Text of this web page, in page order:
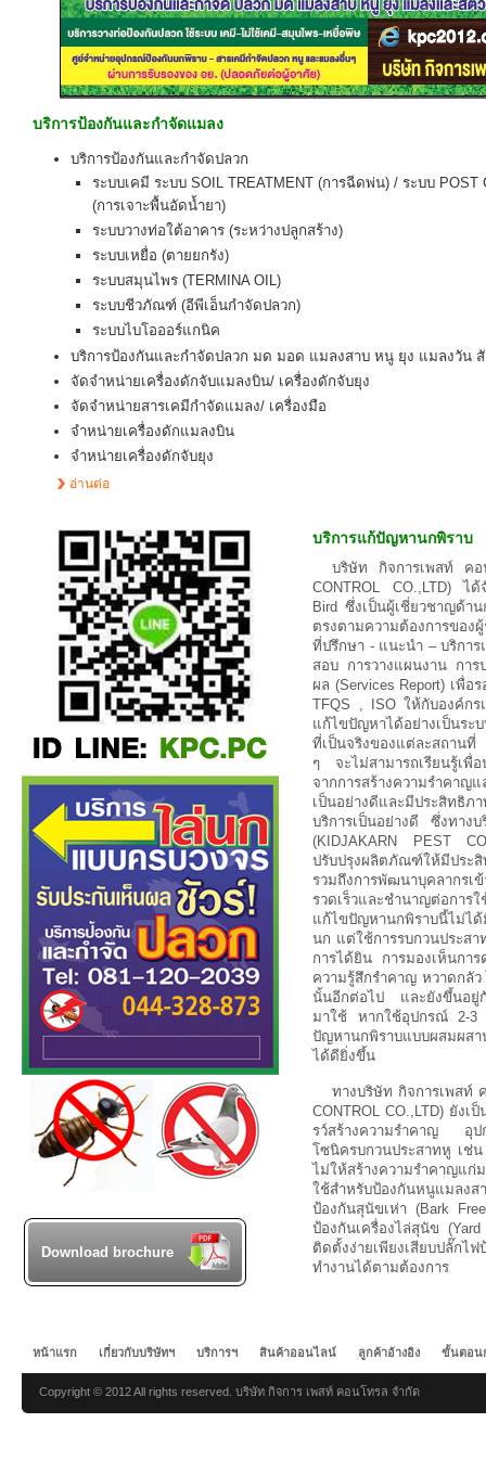
บริการป้องกันและกำจัดแมลง
บริการป้องกันและกำจัดปลวก
ระบบเคมี ระบบ SOIL TREATMENT (การฉีดพ่น) / ระบบ POST
(การเจาะพื้นอัดน้ำยา)
ระบบวางท่อใต้อาคาร (ระหว่างปลูกสร้าง)
ระบบเหยื่อ (ตายยกรัง)
ระบบสมุนไพร (TERMINA OIL)
ระบบชีวภัณฑ์ (อีพีเอ็นกำจัดปลวก)
ระบบไบโอออร์แกนิค
บริการป้องกันและกำจัดปลวก มด มอด แมลงสาบ หนู ยุง แมลงวัน
จัดจำหน่ายเครื่องดักจับแมลงบิน/ เครื่องดักจับยุง
จัดจำหน่ายสารเคมีกำจัดแมลง/ เครื่องมือ
จำหน่ายเครื่องดักแมลงบิน
จำหน่ายเครื่องดักจับยุง
อ่านต่อ
Download brochure
บริการแก้ปัญหานกพิราบ
บริษัท กิจการเพสท์ คอ
CONTROL CO.,LTD) ไ
Bird ซึ่งเป็นผู้เชี่ยวชาญด้า
ตรงตามความต้องการของ
ที่ปรึกษา - แนะนำ – บริกา
สอบ การวางแผนงาน การ
ผล (Services Report) เพื่อ
TFQS , ISO ให้กับองค์กร
แก้ไขปัญหาได้อย่างเป็นระ
ที่เป็นจริงของแต่ละสถานที่
ๆ จะไม่สามารถเรียนรู้เพื่
จากการสร้างความรำคา
เป็นอย่างดีและมีประสิท
บริการเป็นอย่างดี ซึ่งทา
(KIDJAKARN PEST
ปรับปรุงผลิตภัณฑ์ให้มีปร
รวมถึงการพัฒนาบุคลากรเ
รวดเร็วและชำนาญต่อกา
แก้ไขปัญหานกพิราบนี้ไม่ไ
นก แต่ใช้การรบกวนประส
การได้ยิน การมองเห็นกา
ความรู้สึกรำคาญ หวาดกลั
นั้นอีกต่อไป และยังขึ้นอยู่
มาใช้ หากใช้อุปกรณ์ 2-3
ปัญหานกพิราบแบบผสมผส
ได้ดียิ่งขึ้น
ทางบริษัท กิจการเพสท์
CONTROL CO.,LTD) ยัง
รว์สร้างความรำคาญ อุป
โซนิครบกวนประสาทหู เช่
ไม่ให้สร้างความรำคาญแ
ใช้สำหรับป้องกันหนูแมล
ป้องกันสุนัขเห่า (Bark
ป้องกันเครื่องไล่สุนัข
ติดตั้งง่ายเพียงเสียบปลั๊กไ
ทำงานได้ตามต้องการ
หน้าแรก เกี่ยวกับบริษัทฯ บริการฯ สินค้าออนไลน์ ลูกค้าอ้างอิง ขั้นตอน
Copyright © 2012 All rights reserved. บริษัท กิจการ เพสท์ คอนโทรล จำกัด